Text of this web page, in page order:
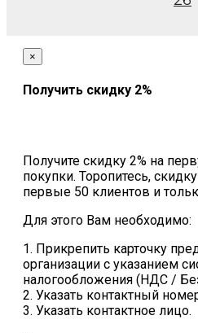
×
Получить скидку 2%
Получите скидку 2% на
покупки. Торопитесь,
первые 50 клиентов и
Для этого Вам необходимо:
1. Прикрепить карточку
организации с указанием
налогообложения (НДС /
2. Указать контактный
3. Указать контактное лицо.